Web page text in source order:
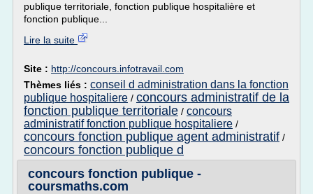
publique territoriale, fonction publique hospitalière et
fonction publique...
Lire la suite
Site : http://concours.infotravail.com
Thèmes liés : conseil d administration dans la fonction
publique hospitaliere / concours administratif de la
fonction publique territoriale / concours
administratif fonction publique hospitaliere /
concours fonction publique agent administratif /
concours fonction publique d
concours fonction publique -
coursmaths.com